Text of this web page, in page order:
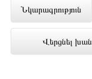
Նկարագրություն
Վերցնել
MIDEA
Technomix